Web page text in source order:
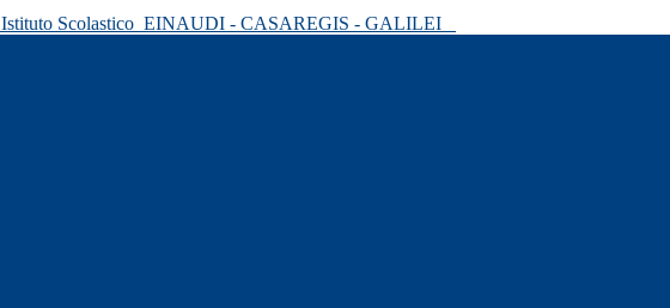
Istituto Scolastico EINAUDI - CASAREGIS - GALILEI